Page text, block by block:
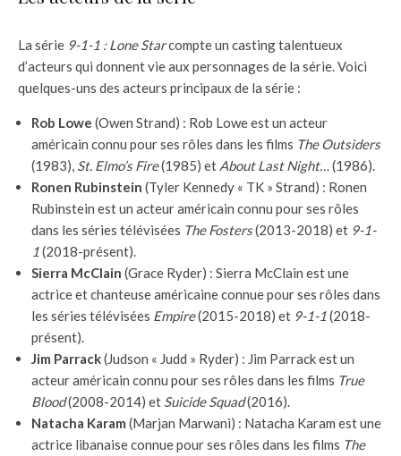
La série 9-1-1 : Lone Starcompte un casting talentueux
d’acteurs qui donnent vie aux personnages de la série. Voici
quelques-uns des acteurs principaux de la série :
Rob Lowe (Owen Strand) : Rob Lowe est un acteur
américain connu pour ses rôles dans les films The Outsiders
(1983), St. Elmo’s Fire(1985) et About Last Night…(1986).
Ronen Rubinstein (Tyler Kennedy « TK » Strand) : Ronen
Rubinstein est un acteur américain connu pour ses rôles
dans les séries télévisées The Fosters(2013-2018) et 9-1-
1(2018-présent).
Sierra McClain (Grace Ryder) : Sierra McClain est une
actrice et chanteuse américaine connue pour ses rôles dans
les séries télévisées Empire(2015-2018) et 9-1-1(2018-
présent).
Jim Parrack(Judson « Judd » Ryder) : Jim Parrack est un
acteur américain connu pour ses rôles dans les films True
Blood(2008-2014) et Suicide Squad(2016).
Natacha Karam (Marjan Marwani) : Natacha Karam est une
actrice libanaise connue pour ses rôles dans les films The